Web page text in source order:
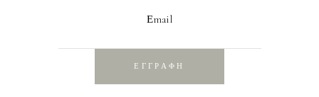
Εmail
ΕΓΓΡΑΦΗ